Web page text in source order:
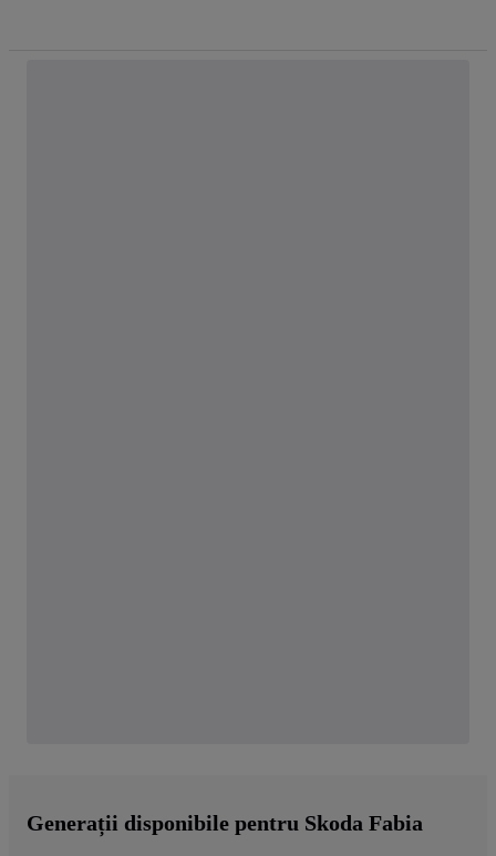
Generații disponibile pentru Skoda Fabia